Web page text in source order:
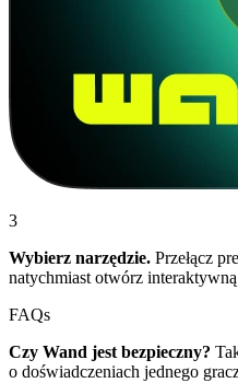
3
Wybierz narzędzie. Przełącz
natychmiast otwórz
FAQs
Czy Wand jest bezpieczny?
o doświadczeniach jednego